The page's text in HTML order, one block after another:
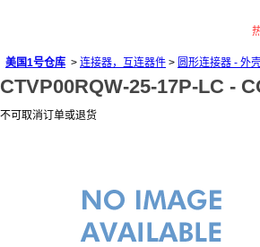
美国1号仓库 > 连接器，互连器件 > 圆形连接器 - 外
CTVP00RQW-25-17P-LC -
不可取消订单或退货